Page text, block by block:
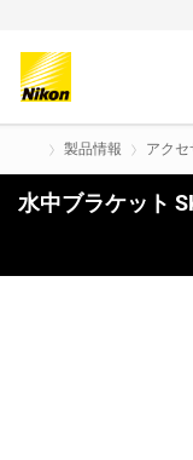
製品情報 アクセ
水中ブラケット